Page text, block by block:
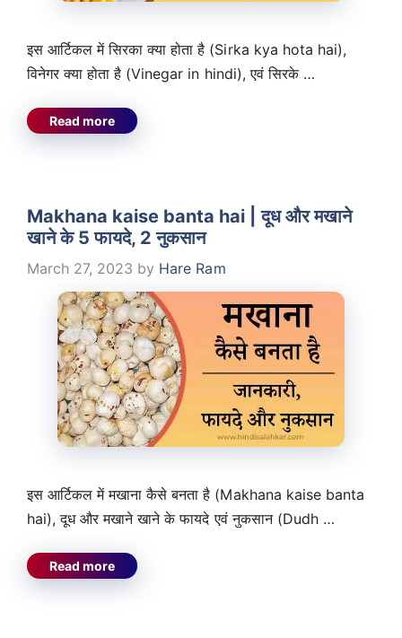
इस आर्टिकल में सिरका क्या होता है (Sirka kya hota hai),
विनेगर क्या होता है (Vinegar in hindi), एवं सिरके …
Read more
Makhana kaise banta hai | दूध और मखाने
खाने के 5 फायदे, 2 नुकसान
March 27, 2023 by Hare Ram
इस आर्टिकल में मखाना कैसे बनता है (Makhana kaise banta
hai), दूध और मखाने खाने के फायदे एवं नुकसान (Dudh …
Read more